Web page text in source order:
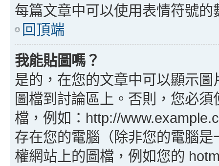
每篇文章中可以使用表情符號的
回頂端
我能貼圖嗎？
是的，在您的文章中可以顯示
圖檔到討論區上。否則，您必
檔，例如：http://
存在您的電腦（除非您的電腦
權網站上的圖檔，例如您的